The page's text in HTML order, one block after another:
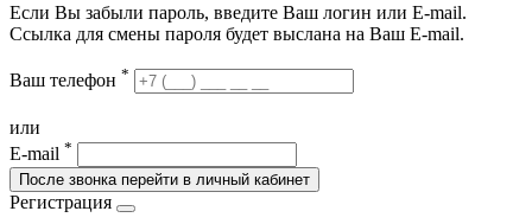
Если Вы забыли пароль, введите Ваш логин или Е-mail.
Ссылка для смены пароля будет выслана на Ваш E-mail.
Ваш телефон *
или
E-mail *
После звонка перейти в личный кабинет
Регистрация